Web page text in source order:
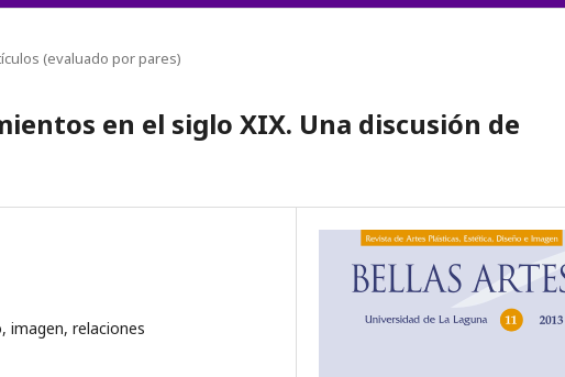
(evaluado por pares)
en el siglo XIX. Una discusión de
imagen, relaciones